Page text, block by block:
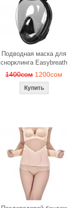
Подводная маска для
снорклинга Easybreath
1400сом 1200сом